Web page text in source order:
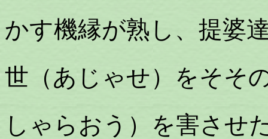
かす機縁が熟し、提婆
世（あじゃせ）をそそ
しゃらおう）を害させ